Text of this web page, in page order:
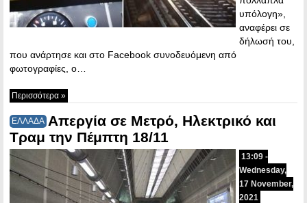
υπόλογη»,
αναφέρει σε
δήλωσή του,
που ανάρτησε και στο Facebook συνοδευόμενη από
φωτογραφίες, ο…
Περισσότερα »
ΕΛΛΑΔΑ Απεργία σε Μετρό, Ηλεκτρικό και
Τραμ την Πέμπτη 18/11
13:09 -
Wednesday,
17 November,
2021